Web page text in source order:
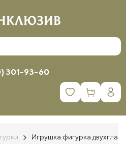
301-93-60
0
Игрушка фигурка